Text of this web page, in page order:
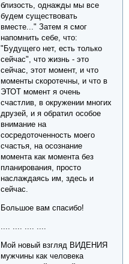
близость, однажды мы все
будем существовать
вместе..." Затем я смог
напомнить себе, что:
"Будущего нет, есть только
сейчас", что жизнь - это
сейчас, этот момент, и что
моменты скоротечны, и что в
ЭТОТ момент я очень
счастлив, в окружении многих
друзей, и я обратил особое
внимание на
сосредоточенность моего
счастья, на осознание
момента как момента без
планирования, просто
наслаждаясь им, здесь и
сейчас.
Большое вам спасибо!
.... .... .... ....
Мой новый взгляд ВИДЕНИЯ
мужчины как человека